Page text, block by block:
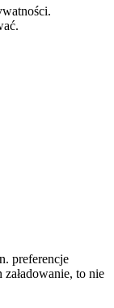
preferencje
to nie